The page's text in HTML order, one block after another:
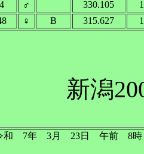
♂ 330.105
♀ B 315.627
新潟
和 7年 3月 23日 午